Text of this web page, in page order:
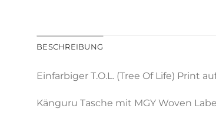
BESCHREIBUNG
Einfarbiger T.O.L. (Tree Of Life) Print
Känguru Tasche mit MGY Woven Label